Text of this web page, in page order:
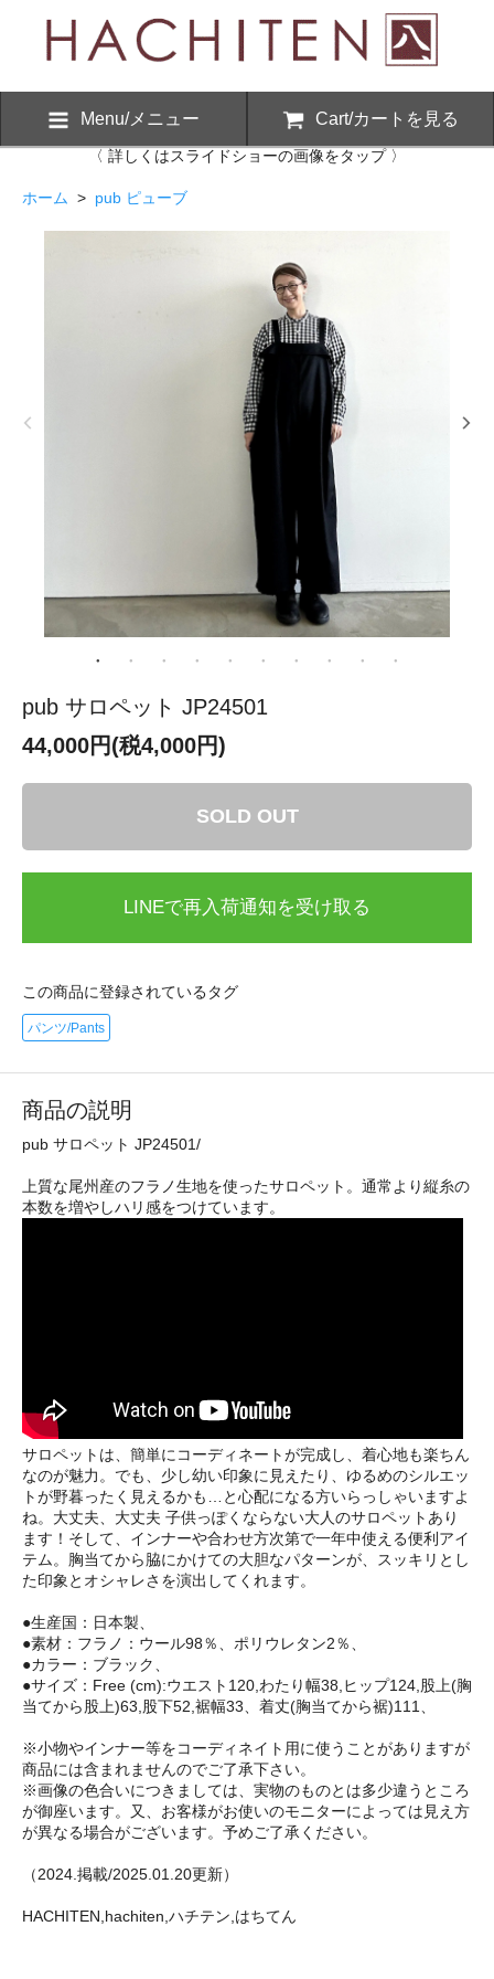
Menu/メニュー Cart/カートを見る
〈 詳しくはスライドショーの画像をタップ 〉
ホーム > pub ピューブ
pub サロペット JP24501
44,000円(税4,000円)
SOLD OUT
LINEで再入荷通知を受け取る
この商品に登録されているタグ
パンツ/Pants
商品の説明
pub サロペット JP24501/
上質な尾州産のフラノ生地を使ったサロペット。通常より縦糸の
本数を増やしハリ感をつけています。
サロペットは、簡単にコーディネートが完成し、着心地も楽ちん
なのが魅力。でも、少し幼い印象に見えたり、ゆるめのシルエッ
トが野暮ったく見えるかも…と心配になる方いらっしゃいますよ
ね。大丈夫、大丈夫 子供っぽくならない大人のサロペットあり
ます！そして、インナーや合わせ方次第で一年中使える便利アイ
テム。胸当てから脇にかけての大胆なパターンが、スッキリとし
た印象とオシャレさを演出してくれます。
●生産国：日本製、
●素材：フラノ：ウール98％、ポリウレタン2％、
●カラー：ブラック、
●サイズ：Free (cm):ウエスト120,わたり幅38,ヒップ124,股上(胸
当てから股上)63,股下52,裾幅33、着丈(胸当てから裾)111、
※小物やインナー等をコーディネイト用に使うことがありますが
商品には含まれませんのでご了承下さい。
※画像の色合いにつきましては、実物のものとは多少違うところ
が御座います。又、お客様がお使いのモニターによっては見え方
が異なる場合がございます。予めご了承ください。
（2024.掲載/2025.01.20更新）
HACHITEN,hachiten,ハチテン,はちてん